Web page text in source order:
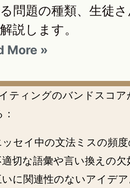
問題の種類、生徒
説します。
More »
ティングのバンドスコ
ッセイ中の文法ミスの頻度
切な語彙や言い換えの欠
に関連性のないアイデア